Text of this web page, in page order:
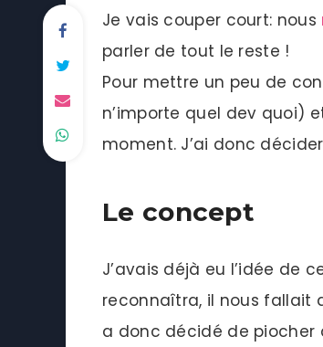
Je vais couper court: nous
parler de tout le reste !
Pour mettre un peu de
n’importe quel dev quoi)
moment. J’ai donc
Le concept
J’avais déjà eu l’idée de
reconnaîtra, il nous fallait
a donc décidé de piocher